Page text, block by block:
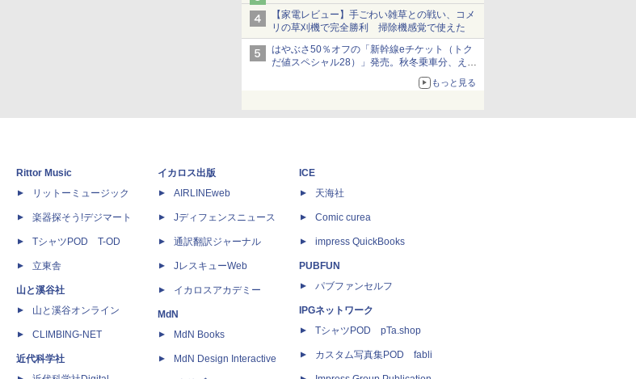
【家電レビュー】手ごわい雑草との戦い、コメ
リの草刈機で完全勝利 掃除機感覚で使えた
はやぶさ50％オフの「新幹線eチケット（トク
だ値スペシャル28）」発売。秋冬乗車分、えき
もっと見る
Rittor Music
リットーミュージック
楽器探そう!デジマート
TシャツPOD T-OD
立東舎
山と溪谷社
山と溪谷オンライン
CLIMBING-NET
近代科学社
イカロス出版
AIRLINEweb
Jディフェンスニュース
通訳翻訳ジャーナル
JレスキューWeb
イカロスアカデミー
MdN
MdN Books
MdN Design Interactive
ICE
天海社
Comic curea
impress QuickBooks
PUBFUN
パブファンセルフ
IPGネットワーク
TシャツPOD pTa.shop
カスタム写真集POD fabli